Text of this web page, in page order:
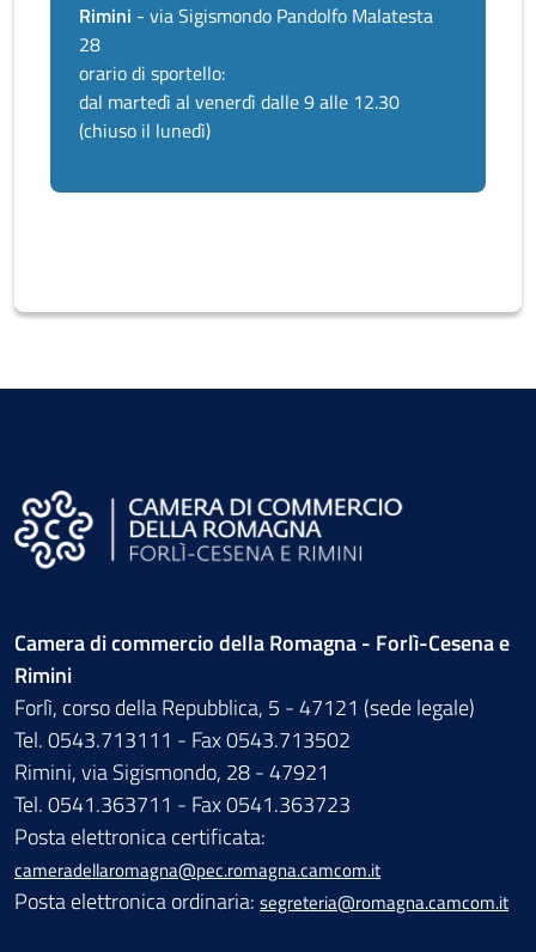
Rimini - via Sigismondo Pandolfo Malatesta
28
orario di sportello:
dal martedì al venerdì dalle 9 alle 12.30
(chiuso il lunedì)
Camera di commercio della Romagna - Forlì-Cesena e
Rimini
Forlì, corso della Repubblica, 5 - 47121 (sede legale)
Tel. 0543.713111 - Fax 0543.713502
Rimini, via Sigismondo, 28 - 47921
Tel. 0541.363711 - Fax 0541.363723
Posta elettronica certificata:
cameradellaromagna@pec.romagna.camcom.it
Posta elettronica ordinaria: segreteria@romagna.camcom.it